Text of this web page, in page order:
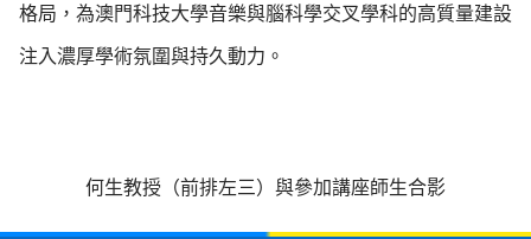
格局，為澳門科技大學音樂與腦科學交叉學科的高質量建設
注入濃厚學術氛圍與持久動力。
何生教授（前排左三）與參加講座師生合影